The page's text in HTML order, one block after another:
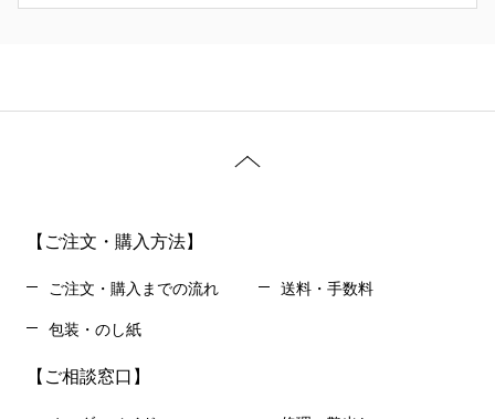
【ご注文・購入方法】
ご注文・購入までの流れ 送料・手数料
包装・のし紙
【ご相談窓口】